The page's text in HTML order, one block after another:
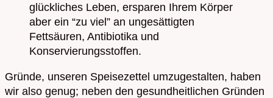
glückliches Leben, ersparen Ihrem Körper
aber ein “zu viel” an ungesättigten
Fettsäuren, Antibiotika und
Konservierungsstoffen.
Gründe, unseren Speisezettel umzugestalten, haben
wir also genug; neben den gesundheitlichen Gründen